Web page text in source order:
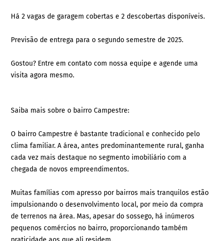
Há 2 vagas de garagem cobertas e 2 descobertas disponíveis.
Previsão de entrega para o segundo semestre de 2025.
Gostou? Entre em contato com nossa equipe e agende uma
visita agora mesmo.
Saiba mais sobre o bairro Campestre:
O bairro Campestre é bastante tradicional e conhecido pelo
clima familiar. A área, antes predominantemente rural, ganha
cada vez mais destaque no segmento imobiliário com a
chegada de novos empreendimentos.
Muitas famílias com apresso por bairros mais tranquilos estão
impulsionando o desenvolvimento local, por meio da compra
de terrenos na área. Mas, apesar do sossego, há inúmeros
pequenos comércios no bairro, proporcionando também